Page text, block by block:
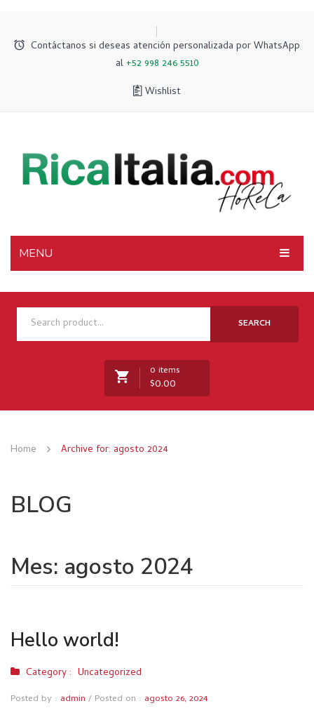
Contáctanos si deseas atención personalizada por WhatsApp
al +52 998 246 5510
Wishlist
MENU
INICIO
NOSOTROS
TIENDA
CONTACTO
SEARCH
0 items
$0.00
Home
Archive for: agosto 2024
BLOG
Mes: agosto 2024
Hello world!
Category : Uncategorized
Posted by : admin / Posted on : agosto 26, 2024